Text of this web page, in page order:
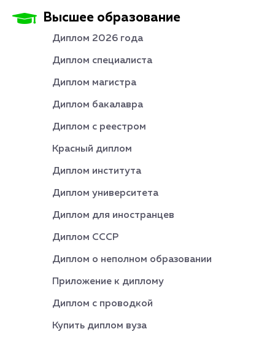
Высшее образование
Диплом 2026 года
Диплом специалиста
Диплом магистра
Диплом бакалавра
Диплом с реестром
Красный диплом
Диплом института
Диплом университета
Диплом для иностранцев
Диплом СССР
Диплом о неполном образовании
Приложение к диплому
Диплом с проводкой
Купить диплом вуза